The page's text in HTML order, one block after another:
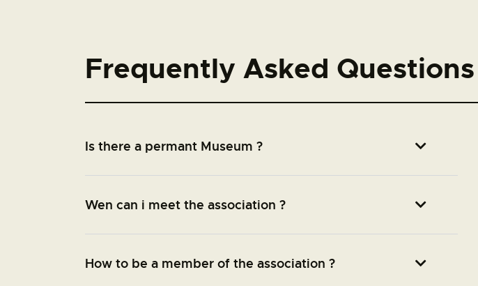
Frequently Asked Questions
Is there a permant Museum ?
Wen can i meet the association ?
How to be a member of the association ?